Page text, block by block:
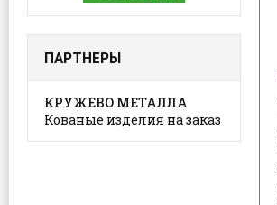
ПАРТНЕРЫ
КРУЖЕВО МЕТАЛЛА
Кованые изделия на заказ